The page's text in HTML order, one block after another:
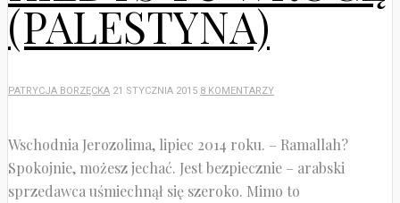
(PALESTYNA)
PATRYCJA BORZĘCKA 21 STYCZNIA 2015 8 KOMENTARZY
Wschodnia Jerozolima, lipiec 2014 roku. – Ramallah?
Spokojnie, możesz jechać. Jest bezpiecznie – arabski
sprzedawca uśmiechnął się szeroko. Mimo to